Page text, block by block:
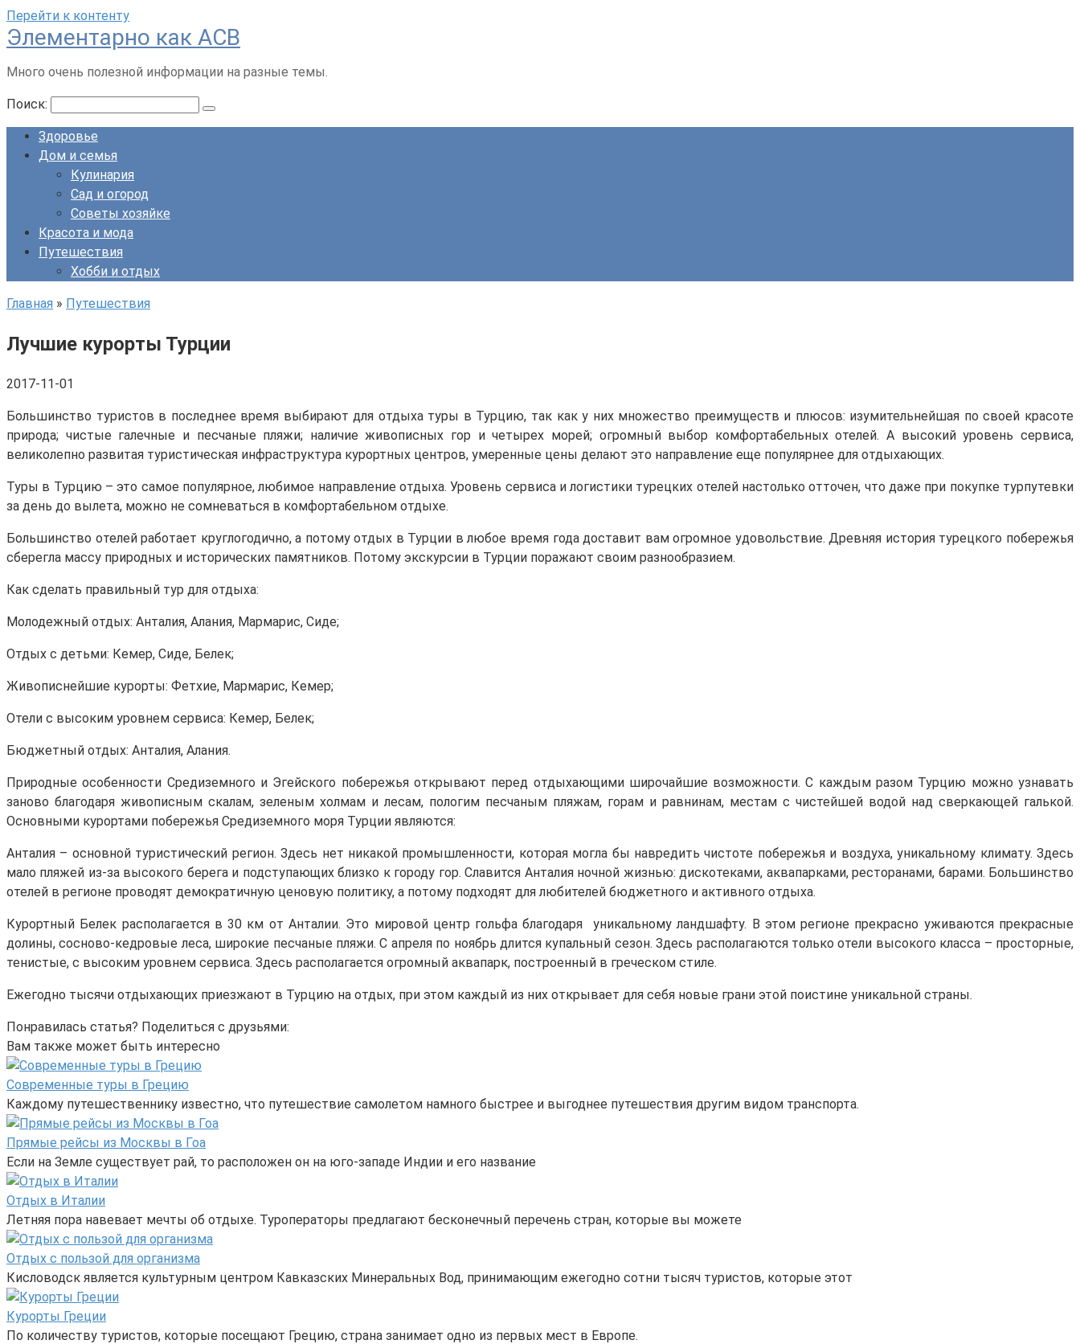
Перейти к контенту
Элементарно как ACB
Много очень полезной информации на разные темы.
Поиск:
Здоровье
Дом и семья
Кулинария
Сад и огород
Советы хозяйке
Красота и мода
Путешествия
Хобби и отдых
Главная » Путешествия
Лучшие курорты Турции
2017-11-01
Большинство туристов в последнее время выбирают для отдыха туры в Турцию, так как у них множество преимуществ и плюсов: изумительнейшая по своей красоте
природа; чистые галечные и песчаные пляжи; наличие живописных гор и четырех морей; огромный выбор комфортабельных отелей. А высокий уровень сервиса,
великолепно развитая туристическая инфраструктура курортных центров, умеренные цены делают это направление еще популярнее для отдыхающих.
Туры в Турцию – это самое популярное, любимое направление отдыха. Уровень сервиса и логистики турецких отелей настолько отточен, что даже при покупке турпутевки
за день до вылета, можно не сомневаться в комфортабельном отдыхе.
Большинство отелей работает круглогодично, а потому отдых в Турции в любое время года доставит вам огромное удовольствие. Древняя история турецкого побережья
сберегла массу природных и исторических памятников. Потому экскурсии в Турции поражают своим разнообразием.
Как сделать правильный тур для отдыха:
Молодежный отдых: Анталия, Алания, Мармарис, Сиде;
Отдых с детьми: Кемер, Сиде, Белек;
Живописнейшие курорты: Фетхие, Мармарис, Кемер;
Отели с высоким уровнем сервиса: Кемер, Белек;
Бюджетный отдых: Анталия, Алания.
Природные особенности Средиземного и Эгейского побережья открывают перед отдыхающими широчайшие возможности. С каждым разом Турцию можно узнавать
заново благодаря живописным скалам, зеленым холмам и лесам, пологим песчаным пляжам, горам и равнинам, местам с чистейшей водой над сверкающей галькой.
Основными курортами побережья Средиземного моря Турции являются:
Анталия – основной туристический регион. Здесь нет никакой промышленности, которая могла бы навредить чистоте побережья и воздуха, уникальному климату. Здесь
мало пляжей из-за высокого берега и подступающих близко к городу гор. Славится Анталия ночной жизнью: дискотеками, аквапарками, ресторанами, барами. Большинство
отелей в регионе проводят демократичную ценовую политику, а потому подходят для любителей бюджетного и активного отдыха.
Курортный Белек располагается в 30 км от Анталии. Это мировой центр гольфа благодаря уникальному ландшафту. В этом регионе прекрасно уживаются прекрасные
долины, сосново-кедровые леса, широкие песчаные пляжи. С апреля по ноябрь длится купальный сезон. Здесь располагаются только отели высокого класса – просторные,
тенистые, с высоким уровнем сервиса. Здесь располагается огромный аквапарк, построенный в греческом стиле.
Ежегодно тысячи отдыхающих приезжают в Турцию на отдых, при этом каждый из них открывает для себя новые грани этой поистине уникальной страны.
Понравилась статья? Поделиться с друзьями:
Вам также может быть интересно
Современные туры в Грецию
Каждому путешественнику известно, что путешествие самолетом намного быстрее и выгоднее путешествия другим видом транспорта.
Прямые рейсы из Москвы в Гоа
Если на Земле существует рай, то расположен он на юго-западе Индии и его название
Отдых в Италии
Летняя пора навевает мечты об отдыхе. Туроператоры предлагают бесконечный перечень стран, которые вы можете
Отдых с пользой для организма
Кисловодск является культурным центром Кавказских Минеральных Вод, принимающим ежегодно сотни тысяч туристов, которые этот
Курорты Греции
По количеству туристов, которые посещают Грецию, страна занимает одно из первых мест в Европе.